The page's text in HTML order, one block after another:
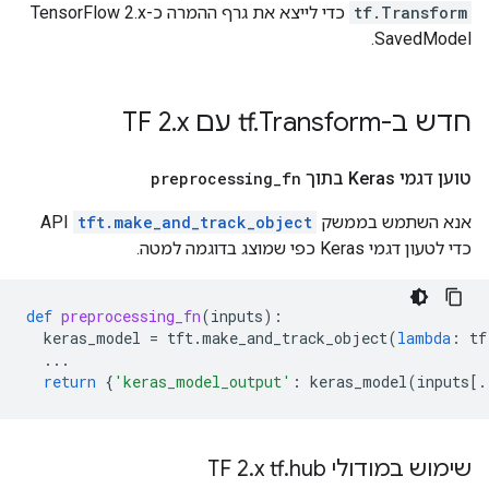
tf.Transform
כדי לייצא את גרף ההמרה כ-TensorFlow 2.x
SavedModel.
חדש ב-tf .Transform עם TF 2 .x
טוען דגמי Keras בתוך preprocessing_fn
אנא השתמש בממשק API tft.make_and_track_object
כדי לטעון דגמי Keras כפי שמוצג בדוגמה למטה.
def preprocessing_fn(inputs):
keras_model = tft.make_and_track_object(lambda : tf
...
return { 'keras_model_output' : keras_model(inputs[
שימוש במודולי TF 2 .x tf.hub